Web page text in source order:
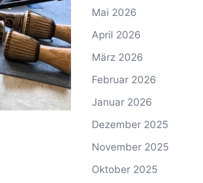
Mai 2026
April 2026
März 2026
Februar 2026
Januar 2026
Dezember 2025
November 2025
Oktober 2025